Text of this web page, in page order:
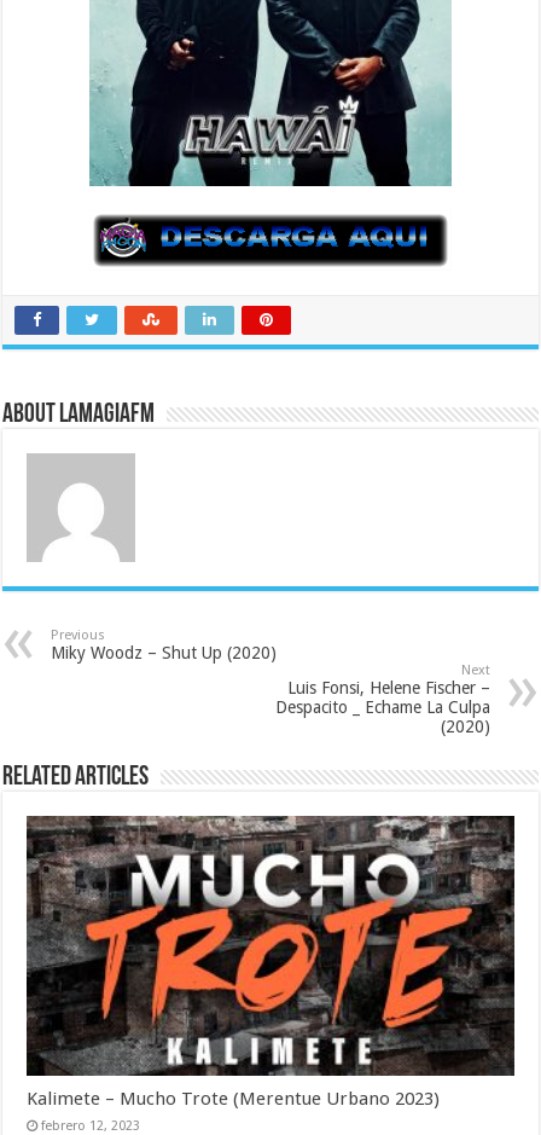
About LaMagiaFM
Previous
Miky Woodz – Shut Up (2020)
Next
Luis Fonsi, Helene Fischer –
Despacito _ Echame La Culpa
(2020)
Related Articles
Kalimete – Mucho Trote (Merentue Urbano 2023)
febrero 12, 2023